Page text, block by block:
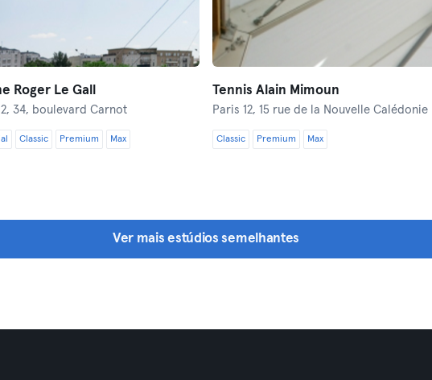
Roger Le Gall
34, boulevard Carnot
Classic Premium Max
Tennis Alain Mimoun
Paris 12, 15 rue de la Nouvelle Calédonie
Classic Premium Max
Ver mais estúdios semelhantes